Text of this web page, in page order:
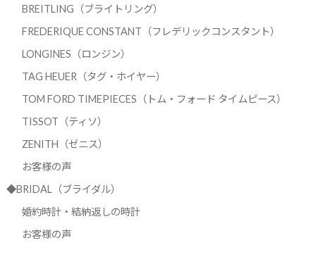
BREITLING（ブライトリング）
FREDERIQUE CONSTANT（フレデリックコンスタント）
LONGINES（ロンジン）
TAG HEUER（タグ・ホイヤー）
TOM FORD TIMEPIECES（トム・フォード タイムピース）
TISSOT（ティソ）
ZENITH（ゼニス）
お客様の声
◆BRIDAL（ブライダル）
婚約時計・結納返しの時計
お客様の声